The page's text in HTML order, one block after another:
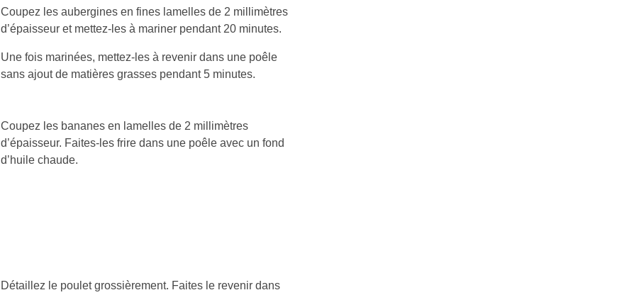
Coupez les aubergines en fines lamelles de 2 millimètres
d’épaisseur et mettez-les à mariner pendant 20 minutes.
Une fois marinées, mettez-les à revenir dans une poêle
sans ajout de matières grasses pendant 5 minutes.
Coupez les bananes en lamelles de 2 millimètres
d’épaisseur. Faites-les frire dans une poêle avec un fond
d’huile chaude.
Détaillez le poulet grossièrement. Faites le revenir dans